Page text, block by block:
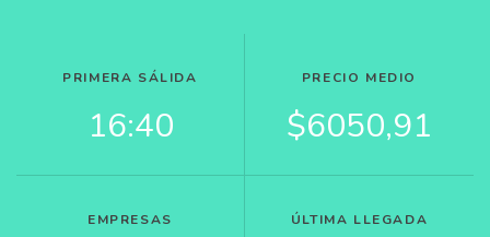
PRIMERA SÁLIDA
16:40
PRECIO MEDIO
$6050,91
EMPRESAS ÚLTIMA LLEGADA